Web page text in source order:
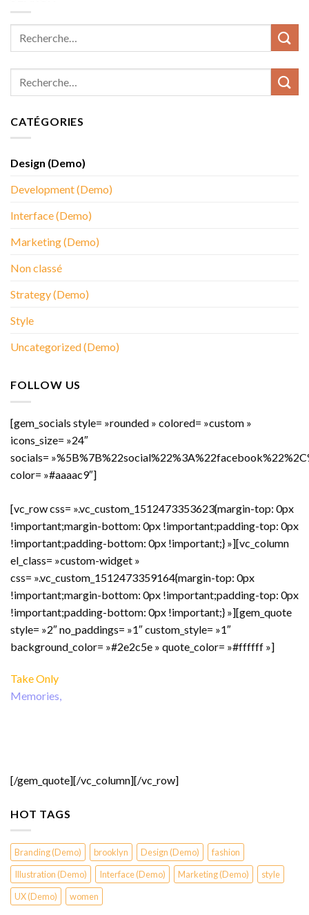
CATÉGORIES
Design (Demo)
Development (Demo)
Interface (Demo)
Marketing (Demo)
Non classé
Strategy (Demo)
Style
Uncategorized (Demo)
FOLLOW US
[gem_socials style= »rounded » colored= »custom »
icons_size= »24″
socials=
color= »#aaaac9″]
[vc_row css= ».vc_custom_1512473353623{margin-top: 0px
!important;margin-bottom: 0px !important;padding-top: 0px
!important;padding-bottom: 0px !important;} »][vc_column
el_class= »custom-widget »
css= ».vc_custom_1512473359164{margin-top: 0px
!important;margin-bottom: 0px !important;padding-top: 0px
!important;padding-bottom: 0px !important;} »][gem_quote
style= »2″ no_paddings= »1″ custom_style= »1″
background_color= »#2e2c5e » quote_color= »#ffffff »]
Take Only
Memories,
[/gem_quote][/vc_column][/vc_row]
HOT TAGS
Branding (Demo) brooklyn Design (Demo)
fashion
Illustration (Demo)
Interface (Demo) Marketing (Demo)
style
UX (Demo)
women